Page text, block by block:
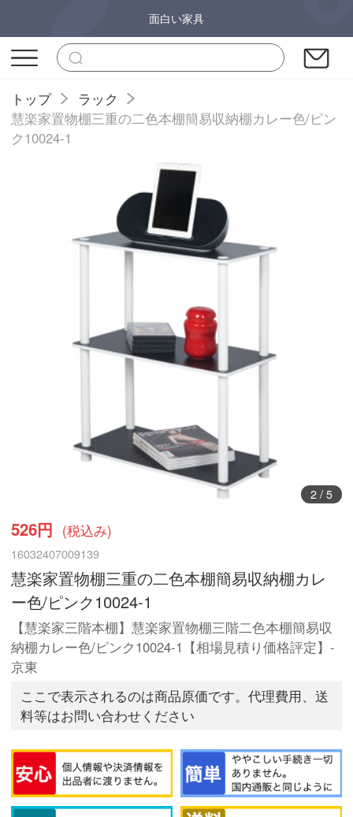
面白い家具
トップ
ラック
慧楽家置物棚三重の二色本棚簡易収納棚カレー色/ピン
ク10024-1
3/ 5
526円 (税込み)
16032407009139
慧楽家置物棚三重の二色本棚簡易収納棚カレ
ー色/ピンク10024-1
【慧楽家三階本棚】慧楽家置物棚三階二色本棚簡易収
納棚カレー色/ピンク10024-1【相場見積り価格評定】-
京東
ここで表示されるのは商品原価です。代理費用、送
料等はお問い合わせください